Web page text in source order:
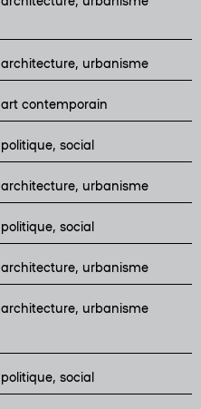
architecture, urbanisme
art contemporain
politique, social
architecture, urbanisme
politique, social
architecture, urbanisme
architecture, urbanisme
politique, social